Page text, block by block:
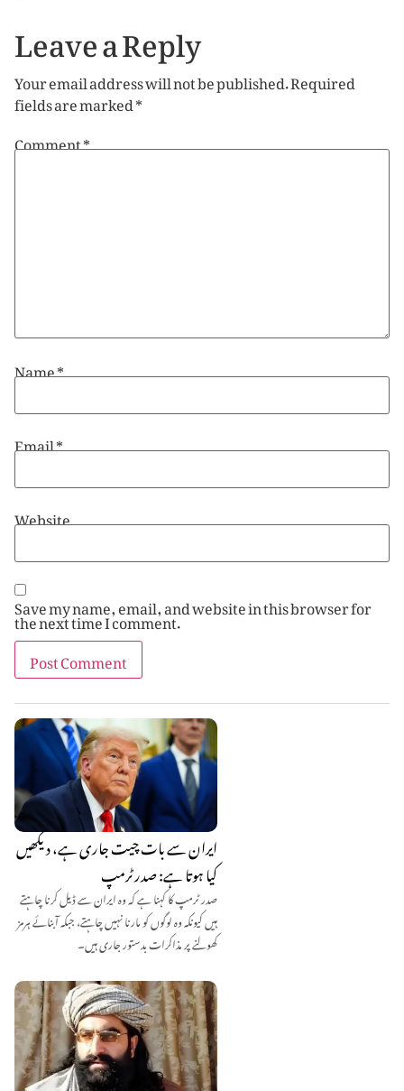
ایران سے بات چیت جاری ہے، دیکھیں
کیا ہوتا ہے: صدر ٹرمپ
صدر ٹرمپ کا کہنا ہے کہ وہ ایران سے ڈیل کرنا چاہتے
ہیں کیونکہ وہ لوگوں کو مارنا نہیں چاہتے، جبکہ آبنائے ہرمز
کھولنے پر مذاکرات بدستور جاری ہیں۔
Leave a Reply
Your email address will not be published.Required
fields are marked*
Comment*
Name*
Email*
Website
Save my name, email, and website in this browser for
the next time I comment.